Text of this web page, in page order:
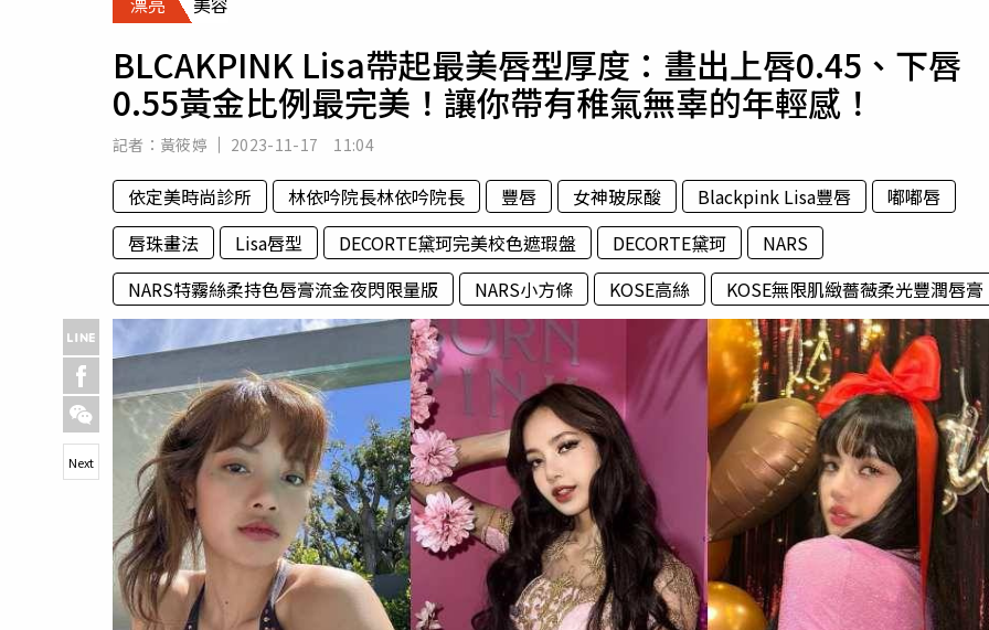
專欄
房產新勢力
運勢
運動
BLCAKPINK Lisa帶起最美唇型厚度：畫出上唇0.45、下唇
0.55黃金比例最完美！讓你帶有稚氣無辜的年輕感！
記者： 黃筱婷 2023-11-17 11:04
依定美時尚診所 林依吟院長林依吟院長 豐唇 女神玻尿酸 Blackpink Lisa豐唇
嘟嘟唇
唇珠畫法
Lisa唇型 DECORTE黛珂完美校色遮瑕盤 DECORTE黛珂
NARS
NARS特霧絲柔持色唇膏流金夜閃限量版
NARS小方條 KOSE高絲 KOSE無限肌緻薔薇柔光豐潤唇膏
Next